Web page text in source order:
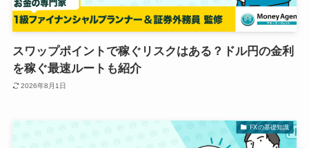
スワップポイントで稼ぐリスクはある？ドル円の金利
を稼ぐ最速ルートも紹介
2026年8月1日
FXの基礎知識